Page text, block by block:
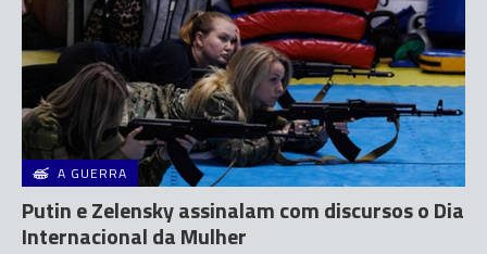
A GUERRA
Putin e Zelensky assinalam com discursos o Dia
Internacional da Mulher